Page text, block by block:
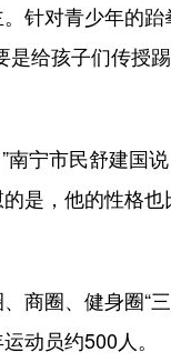
针对青少年的跆
给孩子们传授
宁市民舒建国
是，他的性格也
圈、健身圈“
动员约500人。